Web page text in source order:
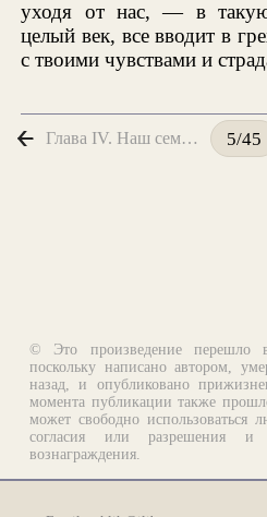
уходя от нас, — в
целый век, все вводит в
с твоими чувствами и
Глава IV. Наш семейный кружок 5/45
© Это произведение перешло в
поскольку написано автором,
назад, и опубликовано
момента публикации также
может свободно использоваться
согласия или разрешения и
вознаграждения.